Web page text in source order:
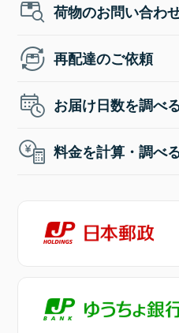
荷物のお問い合わ
再配達のご依頼
お届け日数を調べ
料金を計算・調べ